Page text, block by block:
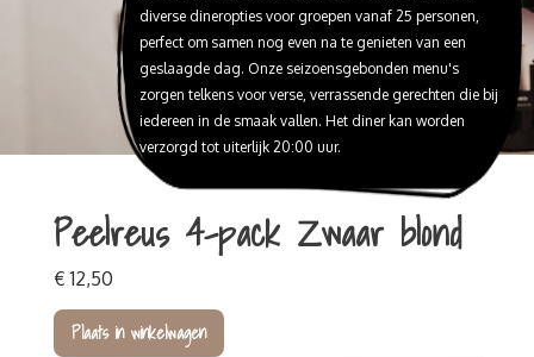
Blotevoetenpad
Toon Kortooms Museum
Schat van de Peel
Expeditie de Peel
Trouwlocatie
Peelbustour
Wandelen
Bedrijfs- of teamuitje
Restaurant de Veenderij
Lunch
High Tea / Babyshower
Diner
Barbeque
Feesten en Partijen
Peelreus Proeflokaal
Webshop Peelreus bieren
Peelreusrescape
Reserveren
diverse dineropties voor groepen vanaf 25 personen,
perfect om samen nog even na te genieten van een
geslaagde dag. Onze seizoensgebonden menu's
zorgen telkens voor verse, verrassende gerechten die bij
iedereen in de smaak vallen. Het diner kan worden
verzorgd tot uiterlijk 20:00 uur.
Peelreus 4-pack Zwaar blond
€ 12,50